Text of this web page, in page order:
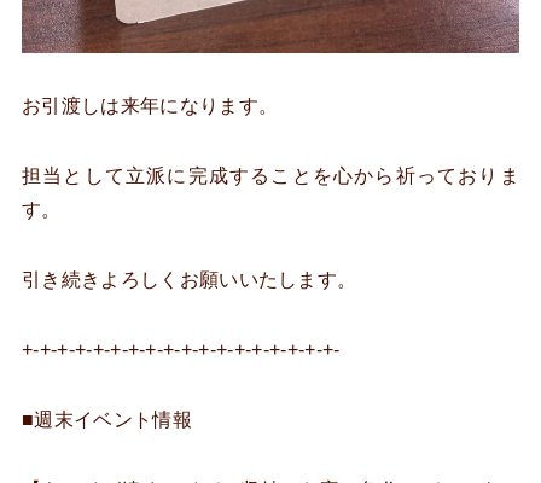
お引渡しは来年になります。
担当として立派に完成することを心から祈っておりま
す。
引き続きよろしくお願いいたします。
+-+-+-+-+-+-+-+-+-+-+-+-+-+-+-+-+-+-
■週末イベント情報